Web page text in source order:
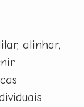
alinhar,